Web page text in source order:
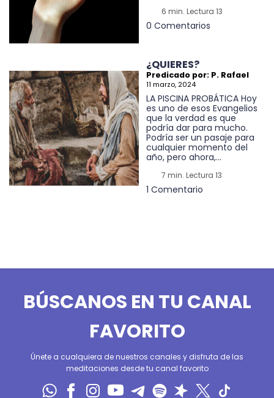
6 min. Lectura 13
0 Comentarios
¿QUIERES?
Predicado por: P. Rafael
11 marzo, 2024
LA PISCINA PROBÁTICA Hoy
es uno de esos Evangelios
que la verdad es que
podría dar para mucho.
Podría ser un pasaje para
cualquier momento del
año, pero ahora,...
7 min. Lectura 13
1 Comentario
BÚSCANOS EN TU CANAL
FAVORITO
Únete a cualquiera de nuestros canales y disfruta de las
meditaciones desde tu canal favorito